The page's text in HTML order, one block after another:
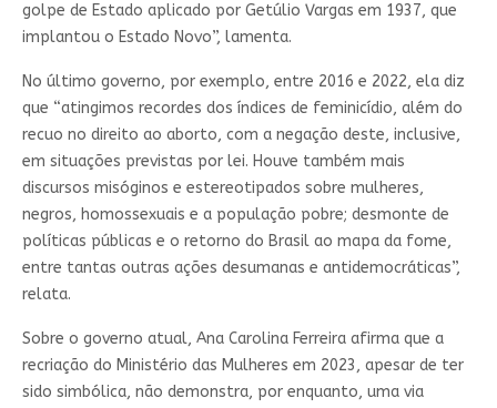
golpe de Estado aplicado por Getúlio Vargas em 1937, que
implantou o Estado Novo”, lamenta.
No último governo, por exemplo, entre 2016 e 2022, ela diz
que “atingimos recordes dos índices de feminicídio, além do
recuo no direito ao aborto, com a negação deste, inclusive,
em situações previstas por lei. Houve também mais
discursos misóginos e estereotipados sobre mulheres,
negros, homossexuais e a população pobre; desmonte de
políticas públicas e o retorno do Brasil ao mapa da fome,
entre tantas outras ações desumanas e antidemocráticas”,
relata.
Sobre o governo atual, Ana Carolina Ferreira afirma que a
recriação do Ministério das Mulheres em 2023, apesar de ter
sido simbólica, não demonstra, por enquanto, uma via